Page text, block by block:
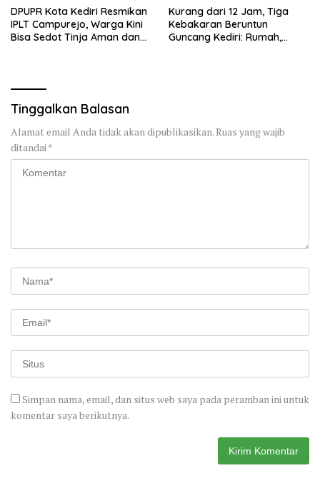
DPUPR Kota Kediri Resmikan
IPLT Campurejo, Warga Kini
Bisa Sedot Tinja Aman dan
Kurang dari 12 Jam, Tiga
Kebakaran Beruntun
Guncang Kediri: Rumah,
Tinggalkan Balasan
Alamat email Anda tidak akan dipublikasikan.Ruas yang wajib
ditandai *
Simpan nama, email, dan situs web saya pada peramban ini untuk
komentar saya berikutnya.